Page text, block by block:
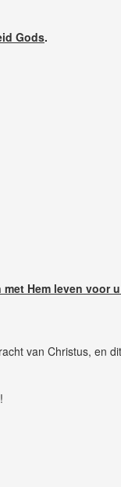
Gods.
Hem leven voor
van Christus, en